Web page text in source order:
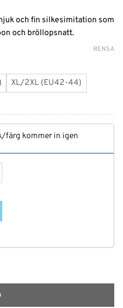
och fin silkesimitation som
och bröllopsnatt.
XL/2XL (EU42-44)
RENSA
färg kommer in igen